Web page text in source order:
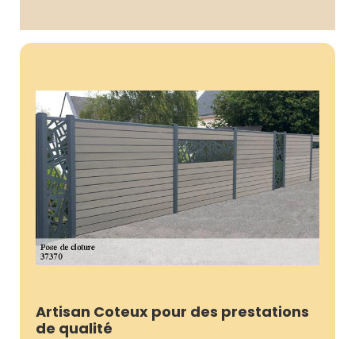
Artisan Coteux pour des prestations
de qualité